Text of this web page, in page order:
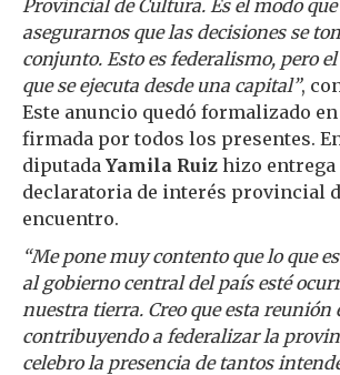
Provincial de Cultura. Es el modo
asegurarnos que las decisiones se
conjunto. Esto es federalismo, pero
que se ejecuta desde una capital”,
Este anuncio quedó formalizado en
firmada por todos los presentes.
diputada Yamila Ruiz hizo entrega
declaratoria de interés provincial
encuentro.
“Me pone muy contento que lo que
al gobierno central del país esté
nuestra tierra. Creo que esta reunión
contribuyendo a federalizar la
celebro la presencia de tantos